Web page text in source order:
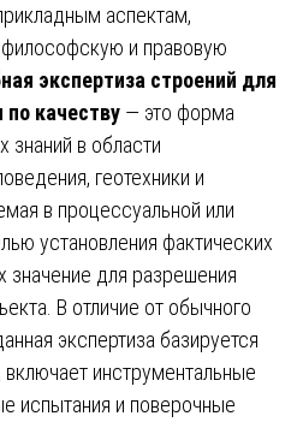
аспектам,
и правовую
экспертиза строений для
качеству — это форма
знаний в области
геотехники и
в процессуальной или
установления фактических
значение для разрешения
В отличие от обычного
экспертиза базируется
включает инструментальные
испытания и поверочные